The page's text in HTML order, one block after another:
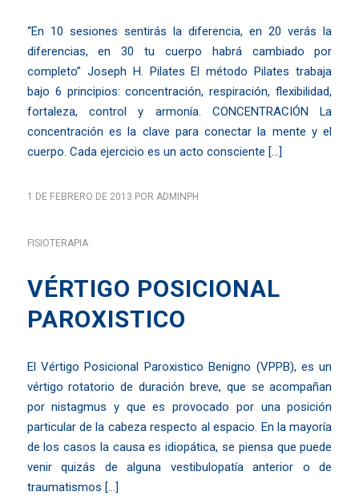
“En 10 sesiones sentirás la diferencia, en 20 verás la
diferencias, en 30 tu cuerpo habrá cambiado por
completo” Joseph H. Pilates El método Pilates trabaja
bajo 6 principios: concentración, respiración, flexibilidad,
fortaleza, control y armonía. CONCENTRACIÓN La
concentración es la clave para conectar la mente y el
cuerpo. Cada ejercicio es un acto consciente […]
1 DE FEBRERO DE 2013 POR ADMINPH
FISIOTERAPIA
VÉRTIGO POSICIONAL
PAROXISTICO
El Vértigo Posicional Paroxistico Benigno (VPPB), es un
vértigo rotatorio de duración breve, que se acompañan
por nistagmus y que es provocado por una posición
particular de la cabeza respecto al espacio. En la mayoría
de los casos la causa es idiopática, se piensa que puede
venir quizás de alguna vestibulopatía anterior o de
traumatismos […]